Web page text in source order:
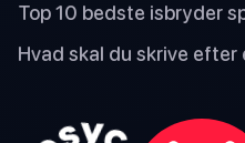
Top 10 bedste isbryder
Hvad skal du skrive